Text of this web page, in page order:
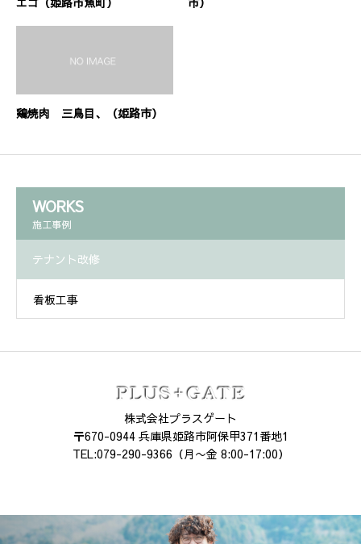
鶏焼肉 三鳥目、（姫路市）
WORKS
施工事例
テナント改修
看板工事
株式会社プラスゲート
〒670-0944 兵庫県姫路市阿保甲371番地1
TEL:079-290-9366（月〜金 8:00-17:00）